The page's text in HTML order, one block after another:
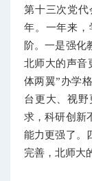
第十三次党代
年。一年来，
阶。一是强化
北师大的声音
体两翼”办学
台更大、视
求，科研创新
能力更强了。
完善，北师大